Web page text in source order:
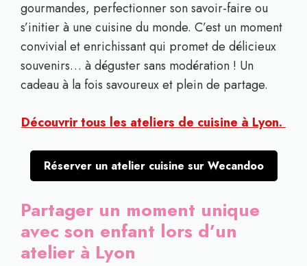
gourmandes, perfectionner son savoir-faire ou
s’initier à une cuisine du monde. C’est un moment
convivial et enrichissant qui promet de délicieux
souvenirs… à déguster sans modération ! Un
cadeau à la fois savoureux et plein de partage.
Découvrir tous les ateliers de cuisine à Lyon.
Réserver un atelier cuisine sur Wecandoo
Partager un moment unique
avec son enfant lors d’un
atelier à Lyon